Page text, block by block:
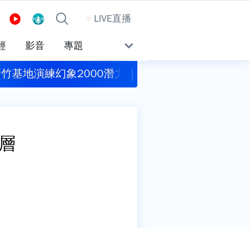
LIVE直播
影音 專題
基地演練幻象2000潛力掛裝、跑道搶修